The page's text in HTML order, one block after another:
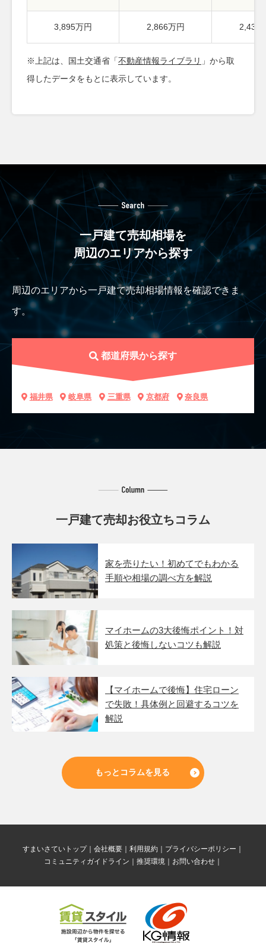
3,895万円 2,866万円 2,433
※上記は、国土交通省「不動産情報ライブラリ 」から取
得したデータをもとに表示しています。
一戸建て売却相場を
周辺のエリアから探す
周辺のエリアから一戸建て売却相場情報を確認できま
す。
都道府県から探す
福井県 岐阜県 三重県 京都府 奈良県
一戸建て売却お役立ちコラム
家を売りたい！初めてでもわかる
手順や相場の調べ方を解説
マイホームの3大後悔ポイント！対
処策と後悔しないコツも解説
【マイホームで後悔】住宅ローン
で失敗！具体例と回避するコツを
解説
もっとコラムを見る
すまいさていトップ 会社概要 利用規約
プライバシーポリシー
コミュニティガイドライン
推奨環境 お問い合わせ